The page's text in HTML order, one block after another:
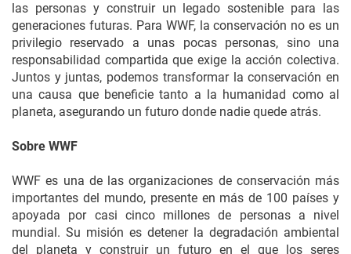
las personas y construir un legado sostenible para las
generaciones futuras. Para WWF, la conservación no es un
privilegio reservado a unas pocas personas, sino una
responsabilidad compartida que exige la acción colectiva.
Juntos y juntas, podemos transformar la conservación en
una causa que beneficie tanto a la humanidad como al
planeta, asegurando un futuro donde nadie quede atrás.
Sobre WWF
WWF es una de las organizaciones de conservación más
importantes del mundo, presente en más de 100 países y
apoyada por casi cinco millones de personas a nivel
mundial. Su misión es detener la degradación ambiental
del planeta y construir un futuro en el que los seres